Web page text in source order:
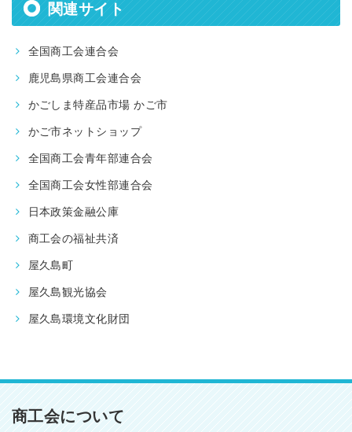
関連サイト
全国商工会連合会
鹿児島県商工会連合会
かごしま特産品市場 かご市
かご市ネットショップ
全国商工会青年部連合会
全国商工会女性部連合会
日本政策金融公庫
商工会の福祉共済
屋久島町
屋久島観光協会
屋久島環境文化財団
商工会について